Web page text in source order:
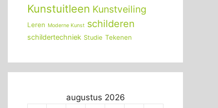
Kunstuitleen Kunstveiling
Leren Moderne Kunst schilderen
schildertechniek Studie Tekenen
augustus 2026